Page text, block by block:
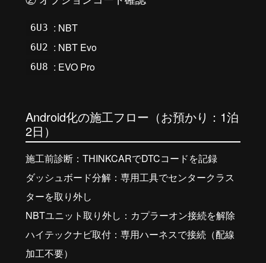
6U3 : NBT
6U2 : NBT Evo
6U8 : EVO Pro
Android化の施工フロー（お預かり：1泊
2日）
施工前診断：THINKCARでDTCコードを記録
ダッシュボード分解：専用工具でセンタークラス
ターを取り外し
NBTユニット取り外し：カプラーオン接続を解除
ハイテックナビ取付：専用ハーネスで接続（配線
加工不要）